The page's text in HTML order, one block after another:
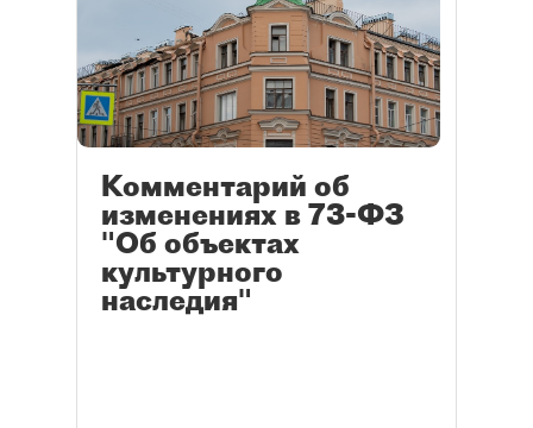
Комментарий об
изменениях в 73-ФЗ
"Об объектах
культурного
наследия"